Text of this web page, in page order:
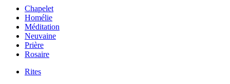
Chapelet
Homélie
Méditation
Neuvaine
Prière
Rosaire
Rites